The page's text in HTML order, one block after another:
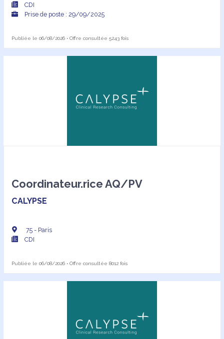
CDI
Prise de poste : 29/09/2025
Publiée le 06/08/2026 • Offre consultée 5243 fois
Coordinateur.rice AQ/PV
CALYPSE
75 - Paris
CDI
Publiée le 06/08/2026 • Offre consultée 8012 fois